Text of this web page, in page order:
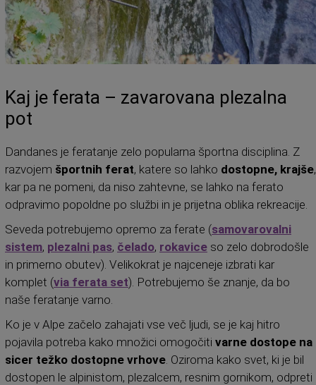
Kaj je ferata – zavarovana plezalna
pot
Dandanes je feratanje zelo popularna športna disciplina. Z
razvojem športnih ferat, katere so lahko dostopne, krajše,
kar pa ne pomeni, da niso zahtevne, se lahko na ferato
odpravimo popoldne po službi in je prijetna oblika rekreacije.
Seveda potrebujemo opremo za ferate (samovarovalni
sistem, plezalni pas, čelado, rokavice so zelo dobrodošle
in primerno obutev). Velikokrat je najceneje izbrati kar
komplet (via ferata set). Potrebujemo še znanje, da bo
naše feratanje varno.
Ko je v Alpe začelo zahajati vse več ljudi, se je kaj hitro
pojavila potreba kako množici omogočiti varne dostope na
sicer težko dostopne vrhove . Oziroma kako svet, ki je bil
dostopen le alpinistom, plezalcem, resnim gornikom, odpreti